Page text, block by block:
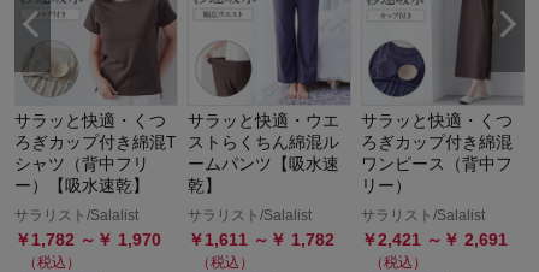
サラッと快適・くつ
ろぎカップ付き綿混T
シャツ（背中フリ
ー）【吸水速乾】
サラリスト/Salalist
￥1,782 ～￥ 1,970
（税込）
サラッと快適・ウエ
ストらくちん綿混ル
ームパンツ【吸水速
乾】
サラリスト/Salalist
￥1,611 ～￥ 1,782
（税込）
サラッと快適・くつ
ろぎカップ付き綿混
ワンピース（背中フ
リー）
サラリスト/Salalist
￥2,421 ～￥ 2,691
（税込）